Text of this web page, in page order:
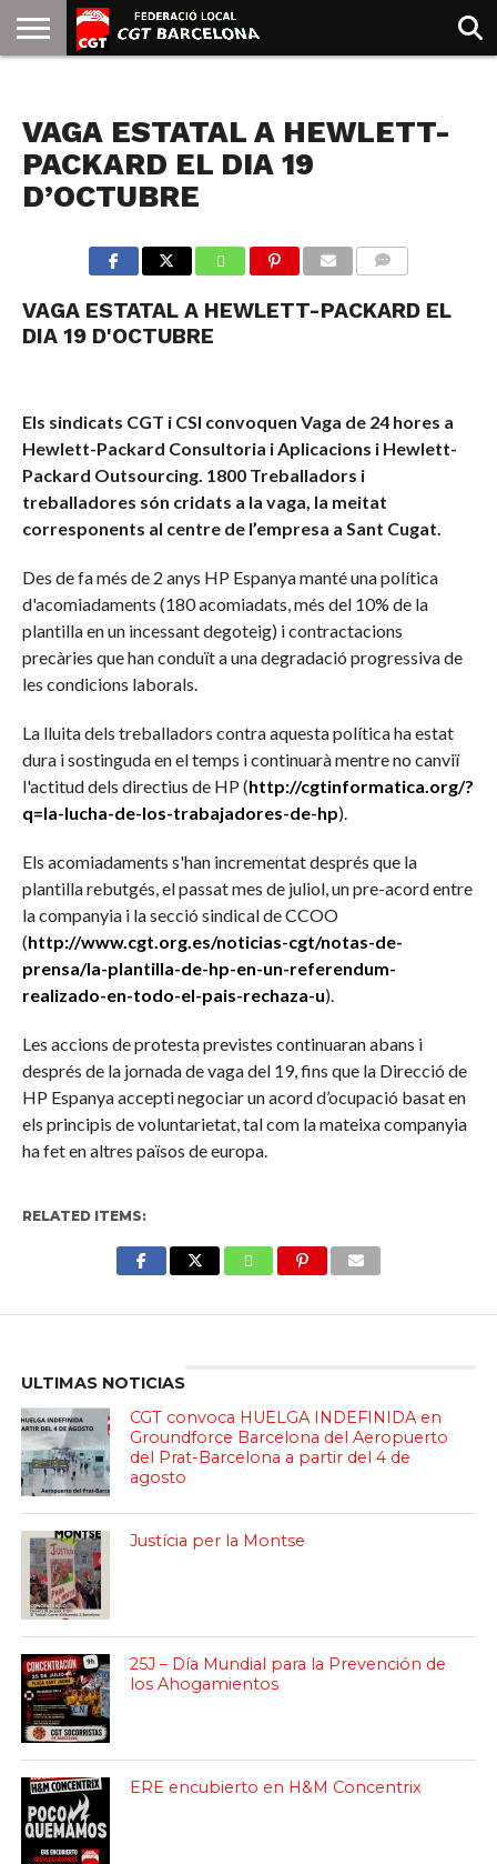
GOLDMAN
VAGA ESTATAL A HEWLETT-
PACKARD EL DIA 19
D’OCTUBRE
VAGA ESTATAL A HEWLETT-PACKARD EL
DIA 19 D'OCTUBRE
Els sindicats CGT i CSI convoquen Vaga de 24 hores a
Hewlett-Packard Consultoria i Aplicacions i Hewlett-
Packard Outsourcing. 1800 Treballadors i
treballadores són cridats a la vaga, la meitat
corresponents al centre de l’empresa a Sant Cugat.
Des de fa més de 2 anys HP Espanya manté una política
d'acomiadaments (180 acomiadats, més del 10% de la
plantilla en un incessant degoteig) i contractacions
precàries que han conduït a una degradació progressiva de
les condicions laborals.
La lluita dels treballadors contra aquesta política ha estat
dura i sostinguda en el temps i continuarà mentre no canviï
l'actitud dels directius de HP (http://cgtinformatica.org/?
q=la-lucha-de-los-trabajadores-de-hp).
Els acomiadaments s'han incrementat després que la
plantilla rebutgés, el passat mes de juliol, un pre-acord entre
la companyia i la secció sindical de CCOO
(http://www.cgt.org.es/noticias-cgt/notas-de-
prensa/la-plantilla-de-hp-en-un-referendum-
realizado-en-todo-el-pais-rechaza-u).
Les accions de protesta previstes continuaran abans i
després de la jornada de vaga del 19, fins que la Direcció de
HP Espanya accepti negociar un acord d’ocupació basat en
els principis de voluntarietat, tal com la mateixa companyia
ha fet en altres països de europa.
RELATED ITEMS:
ULTIMAS NOTICIAS
CGT convoca HUELGA INDEFINIDA en
Groundforce Barcelona del Aeropuerto
del Prat-Barcelona a partir del 4 de
agosto
Justícia per la Montse
25J – Día Mundial para la Prevención de
los Ahogamientos
ERE encubierto en H&M Concentrix